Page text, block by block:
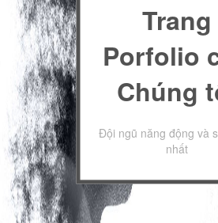
Trang
Porfolio
Chúng
Đội ngũ năng động và
nhất